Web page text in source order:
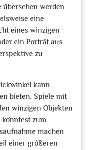
übersehen werden
eine
eines winzigen
ein Porträt aus
zu
kann
bieten. Spiele mit
winzigen Objekten
zum
machen
einer größeren